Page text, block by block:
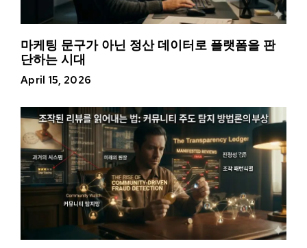
마케팅 문구가 아닌 정산 데이터로 플랫폼을 판
단하는 시대
April 15, 2026